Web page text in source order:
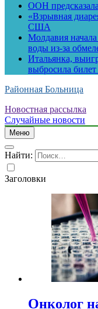
ООН
«Взрывная
США
Молдавия начала
воды из-за
Итальянка,
выбросила
Районная Больница
Новостная рассылка
Случайные новости
Меню
Найти:
Заголовки
Онколог